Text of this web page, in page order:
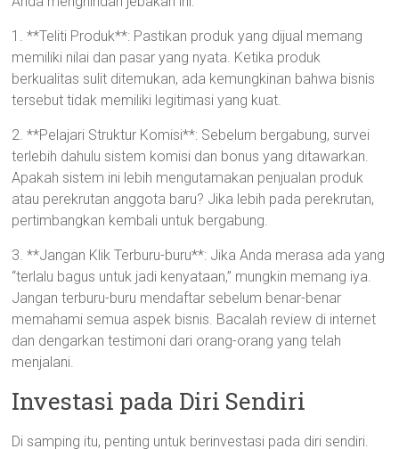
1. **Teliti Produk**: Pastikan produk yang dijual memang
memiliki nilai dan pasar yang nyata. Ketika produk
berkualitas sulit ditemukan, ada kemungkinan bahwa bisnis
tersebut tidak memiliki legitimasi yang kuat.
2. **Pelajari Struktur Komisi**: Sebelum bergabung, survei
terlebih dahulu sistem komisi dan bonus yang ditawarkan.
Apakah sistem ini lebih mengutamakan penjualan produk
atau perekrutan anggota baru? Jika lebih pada perekrutan,
pertimbangkan kembali untuk bergabung.
3. **Jangan Klik Terburu-buru**: Jika Anda merasa ada yang
“terlalu bagus untuk jadi kenyataan,” mungkin memang iya.
Jangan terburu-buru mendaftar sebelum benar-benar
memahami semua aspek bisnis. Bacalah review di internet
dan dengarkan testimoni dari orang-orang yang telah
menjalani.
Investasi pada Diri Sendiri
Di samping itu, penting untuk berinvestasi pada diri sendiri.